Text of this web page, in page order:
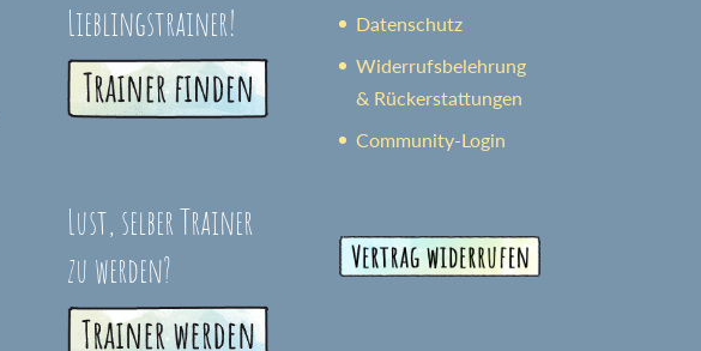
Lieblingstrainer!
Lust, selber Trainer
zu werden?
Datenschutz
Widerrufsbelehrung
& Rückerstattungen
Community-Login